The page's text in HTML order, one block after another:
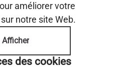
améliorer votre
notre site Web.
Afficher
des cookies